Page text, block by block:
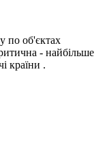
по об'єктах
- найбільше
країни .